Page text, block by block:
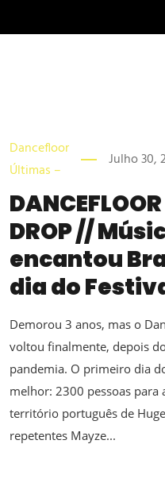
Dancefloor
Últimas –
Julho 30,
DROP //
encantou
dia do
Demorou 3 anos, mas o
voltou finalmente, depois
pandemia. O primeiro dia
melhor: 2300 pessoas para
território português de
repetentes Mayze...